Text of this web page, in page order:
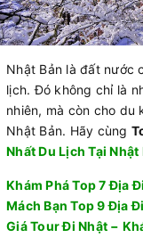
Nhật Bản là đất nước
lịch. Đó không chỉ là
nhiên, mà còn cho du
Nhật Bản. Hãy cùng
Nhất Du Lịch Tại Nhật
Khám Phá Top 7 Địa
Mách Bạn Top 9 Địa
Giá Tour Đi Nhật −